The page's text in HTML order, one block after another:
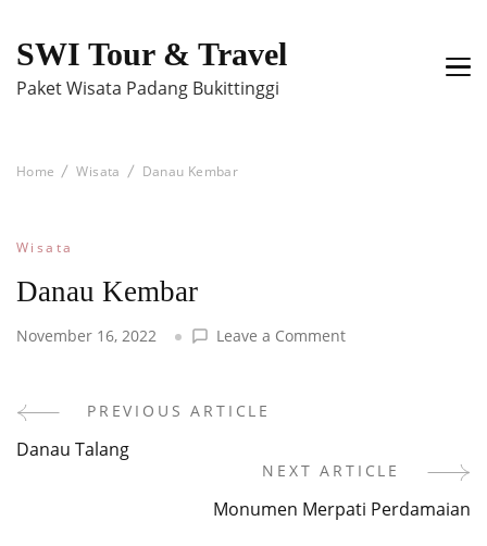
SWI Tour & Travel
Paket Wisata Padang Bukittinggi
Home Wisata Danau Kembar
Wisata
Danau Kembar
November 16, 2022 Leave a Commenton
Post
PREVIOUS ARTICLE
Danau Talang
NEXT ARTICLE
Monumen Merpati Perdamaian